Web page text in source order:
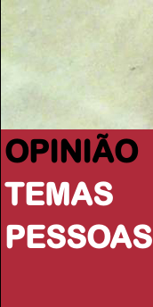
OPINIÃO
TEMAS
PESSOAS